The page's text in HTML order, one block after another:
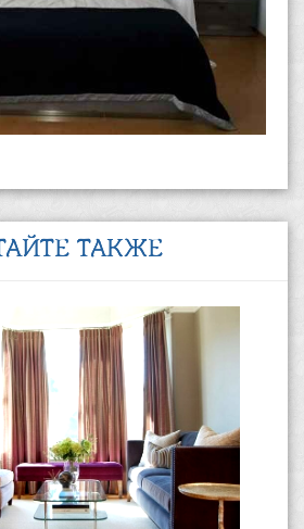
ТАКЖЕ